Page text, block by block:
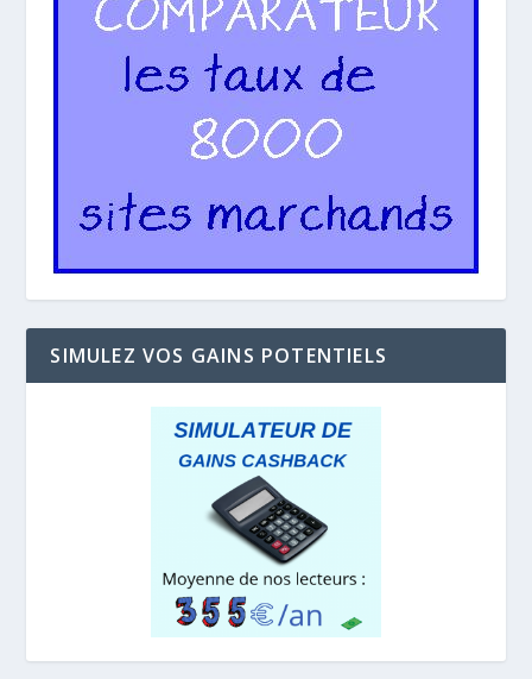
SIMULEZ VOS GAINS POTENTIELS